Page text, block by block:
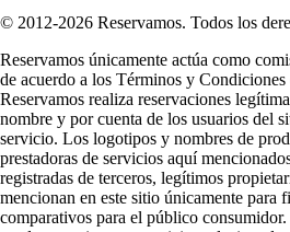
© 2012-2026 Reservamos. Todos los
Reservamos únicamente actúa como
de acuerdo a los Términos y Condiciones
Reservamos realiza reservaciones
nombre y por cuenta de los usuarios del
servicio. Los logotipos y nombres de
prestadoras de servicios aquí
registradas de terceros, legítimos
mencionan en este sitio únicamente para
comparativos para el público